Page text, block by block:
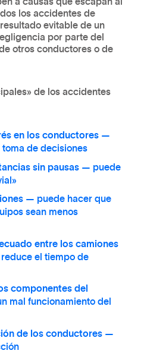
los accidentes de
evitable de un
por parte del
otros conductores o de
de los accidentes
en los conductores —
de decisiones
sin pausas — puede
— puede hacer que
sean menos
entre los camiones
el tiempo de
componentes del
mal funcionamiento del
de los conductores —